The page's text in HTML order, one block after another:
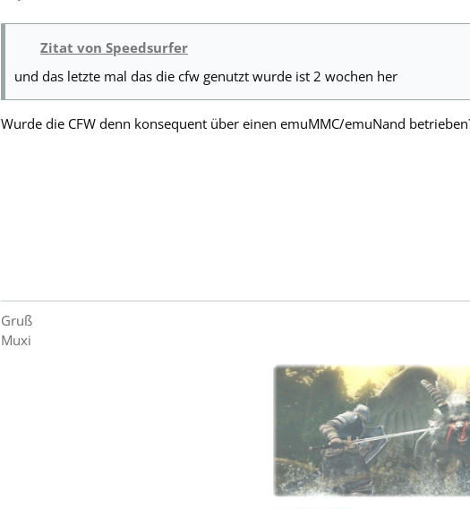
Zitat von Speedsurfer
und das letzte mal das die cfw genutzt wurde ist 2 wochen her
Wurde die CFW denn konsequent über einen emuMMC/emuNand
Gruß
Muxi